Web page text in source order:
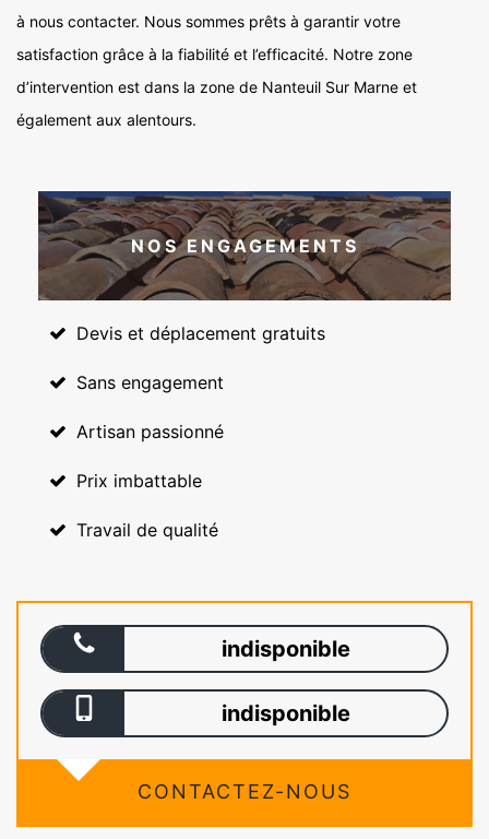
à nous contacter. Nous sommes prêts à garantir votre
satisfaction grâce à la fiabilité et l’efficacité. Notre zone
d’intervention est dans la zone de Nanteuil Sur Marne et
également aux alentours.
NOS ENGAGEMENTS
Devis et déplacement gratuits
Sans engagement
Artisan passionné
Prix imbattable
Travail de qualité
indisponible
indisponible
CONTACTEZ-NOUS